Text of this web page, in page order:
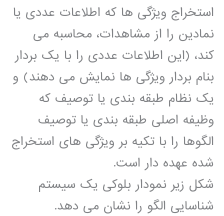
استخراج ویژگی ها که اطلاعات عددی یا
نمادین را از مشاهدات، محاسبه می
کند، (این اطلاعات عددی را با یک بردار
بنام بردار ویژگی ها نمایش می دهند) و
یک نظام طبقه بندی یا توصیف که
وظیفه اصلی طبقه بندی یا توصیف
الگوها را با تکیه بر ویژگی های استخراج
شده عهده دار است.
شکل زیر نمودار بلوکی یک سیستم
شناسایی الگو را نشان می دهد.